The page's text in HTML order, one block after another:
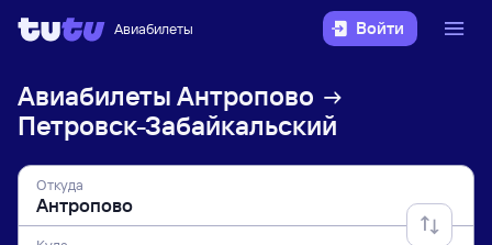
Авиабилеты Войти
Авиабилеты Антропово
Петровск-Забайкальский
Откуда